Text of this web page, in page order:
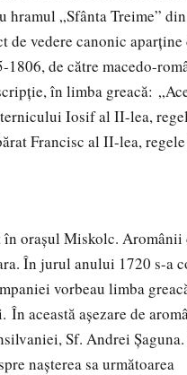
hramul „Sfânta Treime”
vedere canonic
de către macedo-
în limba greacă:
Iosif al II-lea,
Francisc al II-lea,
oraşul Miskolc.
În jurul anului 1720 s-a
vorbeau limba
această aşezare de
Sf. Andrei
naşterea sa următoarea